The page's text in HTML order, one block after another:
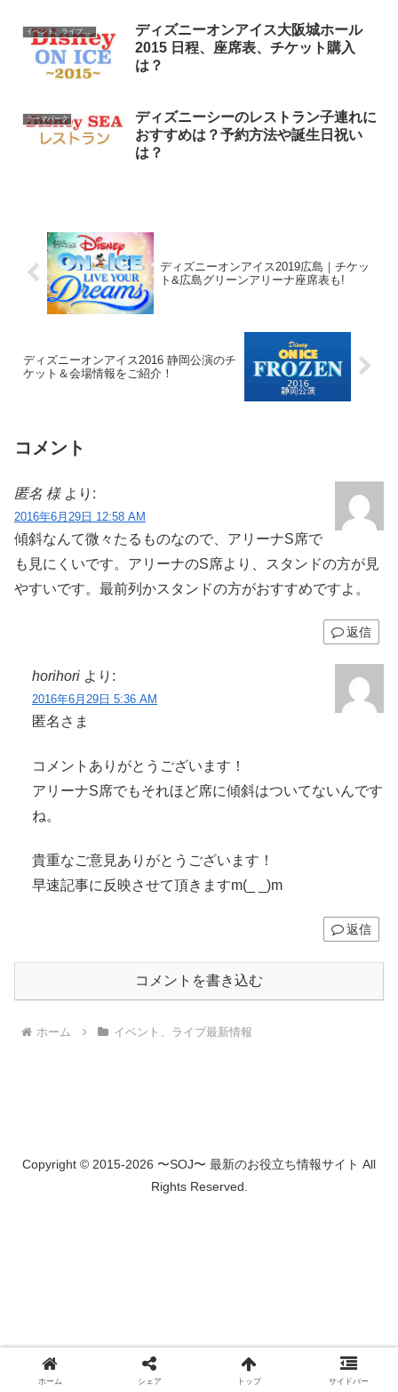
イベント、ライブ最新情報
ディズニーオンアイス大阪城ホール
2015 日程、座席表、チケット購入
は？
テーマパーク
ディズニーシーのレストラン子連れに
おすすめは？予約方法や誕生日祝い
は？
ディズニーオンアイス2019広島｜チケッ
ト&広島グリーンアリーナ座席表も!
ディズニーオンアイス2016 静岡公演のチ
ケット＆会場情報をご紹介！
コメント
匿名 様 より:
2016年6月29日 12:58 AM
傾斜なんて微々たるものなので、アリーナS席で
も見にくいです。アリーナのS席より、スタンドの方が見
やすいです。最前列かスタンドの方がおすすめですよ。
返信
horihori より:
2016年6月29日 5:36 AM
匿名さま
コメントありがとうございます！
アリーナS席でもそれほど席に傾斜はついてないんです
ね。
貴重なご意見ありがとうございます！
早速記事に反映させて頂きますm(_ _)m
返信
コメントを書き込む
ホーム イベント、ライブ最新情報
Copyright © 2015-2026 〜SOJ〜 最新のお役立ち情報サイト All
Rights Reserved.
ホーム シェア トップ サイドバー